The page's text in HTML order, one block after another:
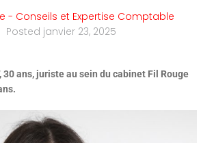
Le fil rouge
- Conseils et Expertise Comptable
Posted janvier 23, 2025
30 ans, juriste au sein du cabinet Fil Rouge